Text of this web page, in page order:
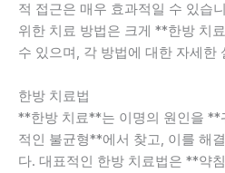
적 접근은 매우 효과적일 수 있습
위한 치료 방법은 크게 **한방 치
수 있으며, 각 방법에 대한 자세한
한방 치료법
**한방 치료**는 이명의 원인을 **
적인 불균형**에서 찾고, 이를 해
다. 대표적인 한방 치료법은 **약